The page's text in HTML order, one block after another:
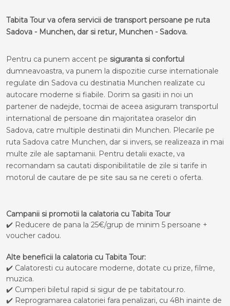
Tabita Tour va ofera servicii de transport persoane pe ruta
Sadova - Munchen, dar si retur, Munchen - Sadova.
Pentru ca punem accent pe siguranta si confortul
dumneavoastra, va punem la dispozitie curse internationale
regulate din Sadova cu destinatia Munchen realizate cu
autocare moderne si fiabile. Dorim sa gasiti in noi un
partener de nadejde, tocmai de aceea asiguram transportul
international de persoane din majoritatea oraselor din
Sadova, catre multiple destinatii din Munchen. Plecarile pe
ruta Sadova catre Munchen, dar si invers, se realizeaza in mai
multe zile ale saptamanii. Pentru detalii exacte, va
recomandam sa cautati disponibilitatile de zile si tarife in
motorul de cautare de pe site sau sa ne cereti o oferta.
Campanii si promotii la calatoria cu Tabita Tour
✔️ Reducere de pana la 25€/grup de minim 5 persoane +
voucher cadou.
Alte beneficii la calatoria cu Tabita Tour:
✔️ Calatoresti cu autocare moderne, dotate cu prize, filme,
muzica.
✔️ Cumperi biletul rapid si sigur de pe tabitatour.ro.
✔️ Reprogramarea calatoriei fara penalizari, cu 48h inainte de